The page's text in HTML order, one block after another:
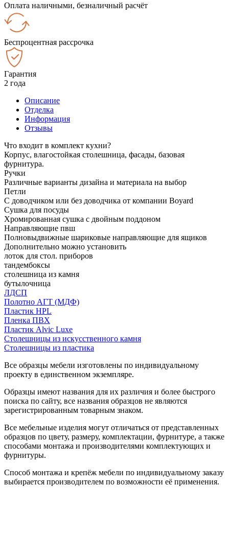
Оплата наличными, безналичный расчёт
Беспроцентная рассрочка
Гарантия
2 года
Описание
Отделка
Информация
Отзывы
Что входит в комплект кухни?
Корпус, влагостойкая столешница, фасады, базовая
фурнитура.
Ручки
Различные варианты дизайна и материала на выбор
Петли
С доводчиком или без доводчика от компании Boyard
Сушка для посуды
Хромированная сушка с двойным поддоном
Направляющие пвш
Полновыдвижные шариковые направляющие для ящиков
Дополнительно можно установить
лоток для стол. приборов
тандембоксы
столешница из камня
бутылочница
ЛДСП
Полотно АГТ (МДФ)
Пластик HPL
Пленка ПВХ
Пластик Alvic Luxe
Столешницы из искусственного камня
Столешницы из пластика
Все образцы мебели изготовлены по индивидуальному
проекту в единственном экземпляре.
Образцы имеют названия для их различия и более быстрого
поиска по сайту, все названия образцов не являются
зарегистрированным товарным знаком.
Все мебельные изделия могут отличаться от представленных
образцов по цвету, размеру, комплектации, фурнитуре, а также
способами монтажа и производителями комплектующих и
фурнитуры.
Способ монтажа и крепёж мебели по индивидуальному заказу
выбирается производителем по возможности её применения.